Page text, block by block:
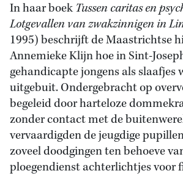
In haar boekTussen caritas en
Lotgevallen van zwakzinnigen in
1995) beschrijft de Maastrichtse
Annemieke Klijn hoe in Sint-
gehandicapte jongens als slaafjes
uitgebuit. Ondergebracht op
begeleid door harteloze
zonder contact met de
vervaardigden de jeugdige
zoveel doodgingen ten behoeve
ploegendienst achterlichtjes voor